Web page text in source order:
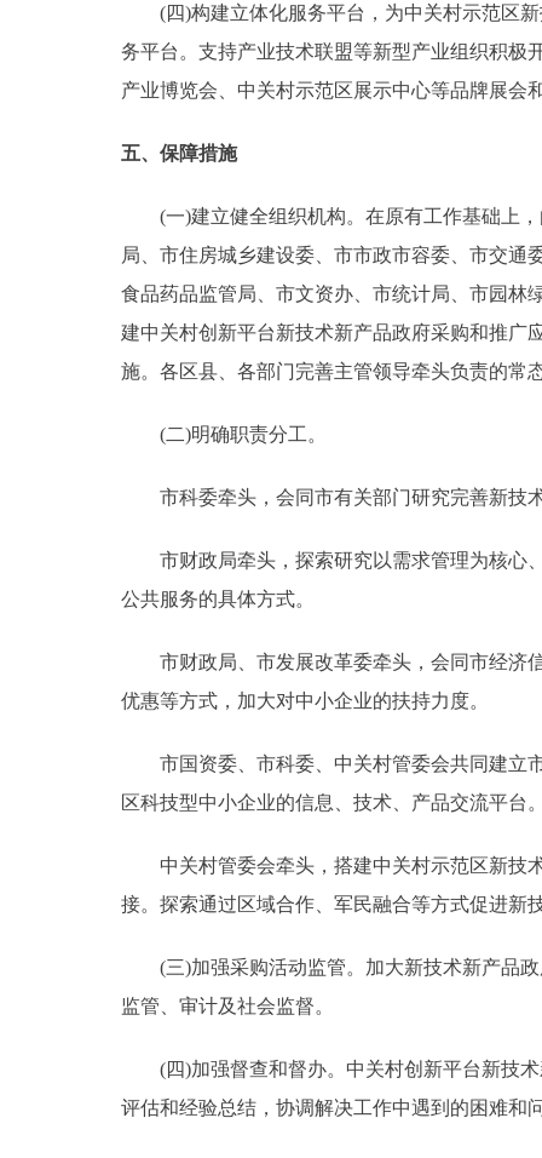
(四)构建立体化服务平台，为中关村示范区新
务平台。支持产业技术联盟等新型产业组织积极
产业博览会、中关村示范区展示中心等品牌展
五、保障措施
(一)建立健全组织机构。在原有工作基础上，
局、市住房城乡建设委、市市政市容委、市交
食品药品监管局、市文资办、市统计局、市园林
建中关村创新平台新技术新产品政府采购和推广
施。各区县、各部门完善主管领导牵头负责的常
(二)明确职责分工。
市科委牵头，会同市有关部门研究完善新技
市财政局牵头，探索研究以需求管理为核心、
公共服务的具体方式。
市财政局、市发展改革委牵头，会同市经济信
优惠等方式，加大对中小企业的扶持力度。
市国资委、市科委、中关村管委会共同建立市
区科技型中小企业的信息、技术、产品交流平
中关村管委会牵头，搭建中关村示范区新技术
接。探索通过区域合作、军民融合等方式促进新
(三)加强采购活动监管。加大新技术新产品政
监管、审计及社会监督。
(四)加强督查和督办。中关村创新平台新技术
评估和经验总结，协调解决工作中遇到的困难和